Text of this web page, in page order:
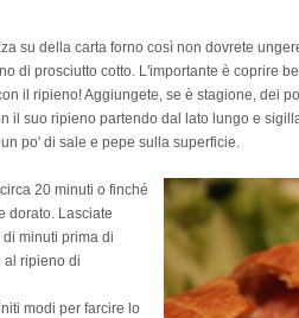
su della carta forno così non dovrete
di prosciutto cotto. L'importante è coprire
il ripieno! Aggiungete, se è stagione, dei
il suo ripieno partendo dal lato lungo e
po' di sale e pepe sulla superficie.
20 minuti o finché
dorato. Lasciate
minuti prima di
al ripieno di
modi per farcire lo